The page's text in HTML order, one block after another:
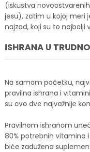
(iskustva
jesu), zatim u kojoj meri
najzad, koji su to najbolji
ISHRANA U
Na samom početku,
pravilna ishrana i
su ovo dve najvažnije
Pravilnom ishranom
80% potrebnih vitamina
biće zadužena